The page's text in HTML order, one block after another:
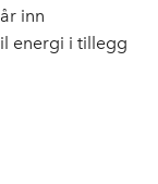
inn
energi i tillegg